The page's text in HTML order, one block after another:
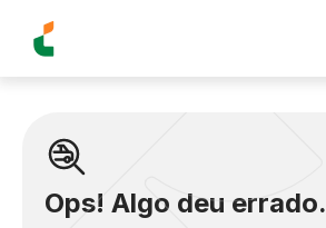
Ops! Algo deu errado.